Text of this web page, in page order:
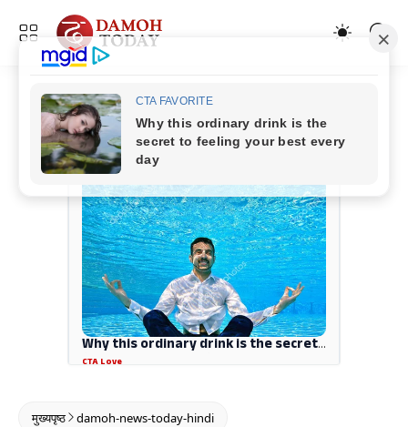
ADVERTISEMENT
मुख्यपृष्ठ damoh-news-today-hindi